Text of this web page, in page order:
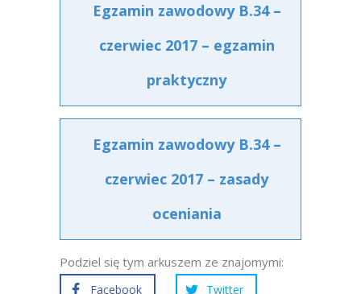
Egzamin zawodowy B.34 –
czerwiec 2017 – egzamin
praktyczny
Egzamin zawodowy B.34 –
czerwiec 2017 – zasady
oceniania
Podziel się tym arkuszem ze znajomymi:
Facebook Twitter